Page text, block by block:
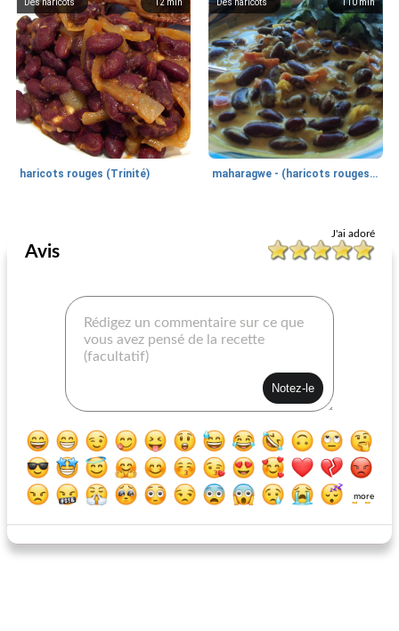
12 min
Des haricots
haricots rouges (Trinité)
110min
Des haricots
maharagwe - (haricots rouges épicés au lait de coco)
chili bourbon de davies
J'ai adoré
Avis
more